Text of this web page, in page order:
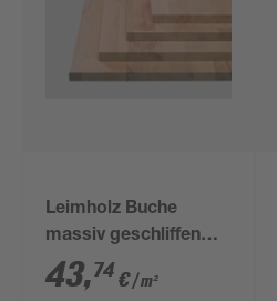
Leimholz Buche
massiv geschliffen
2000 x 400 x 18 mm
43,74 €/ m²